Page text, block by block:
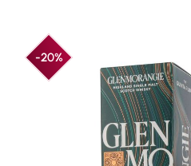
-20%